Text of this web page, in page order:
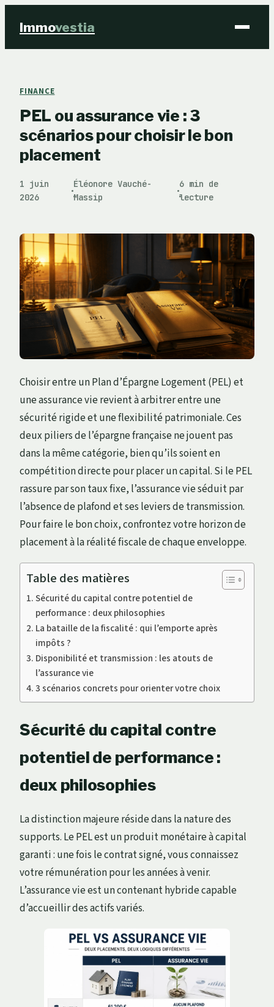
Immovestia
Immobilier
Business
Éducation & Emploi
FINANCE
PEL ou assurance vie : 3
scénarios pour choisir le bon
placement
1 juin
2026
·
Éléonore Vauché-
Massip
·
6 min de
lecture
Choisir entre un Plan d’Épargne Logement (PEL) et
une assurance vie revient à arbitrer entre une
sécurité rigide et une flexibilité patrimoniale. Ces
deux piliers de l’épargne française ne jouent pas
dans la même catégorie, bien qu’ils soient en
compétition directe pour placer un capital. Si le PEL
rassure par son taux fixe, l’assurance vie séduit par
l’absence de plafond et ses leviers de transmission.
Pour faire le bon choix, confrontez votre horizon de
placement à la réalité fiscale de chaque enveloppe.
Table des matières
Sécurité du capital contre potentiel de
performance : deux philosophies
La bataille de la fiscalité : qui l’emporte après
impôts ?
Disponibilité et transmission : les atouts de
l’assurance vie
3 scénarios concrets pour orienter votre choix
Sécurité du capital contre
potentiel de performance :
deux philosophies
La distinction majeure réside dans la nature des
supports. Le PEL est un produit monétaire à capital
garanti : une fois le contrat signé, vous connaissez
votre rémunération pour les années à venir.
L’assurance vie est un contenant hybride capable
d’accueillir des actifs variés.